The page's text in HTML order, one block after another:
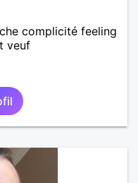
complicité feeling
veuf